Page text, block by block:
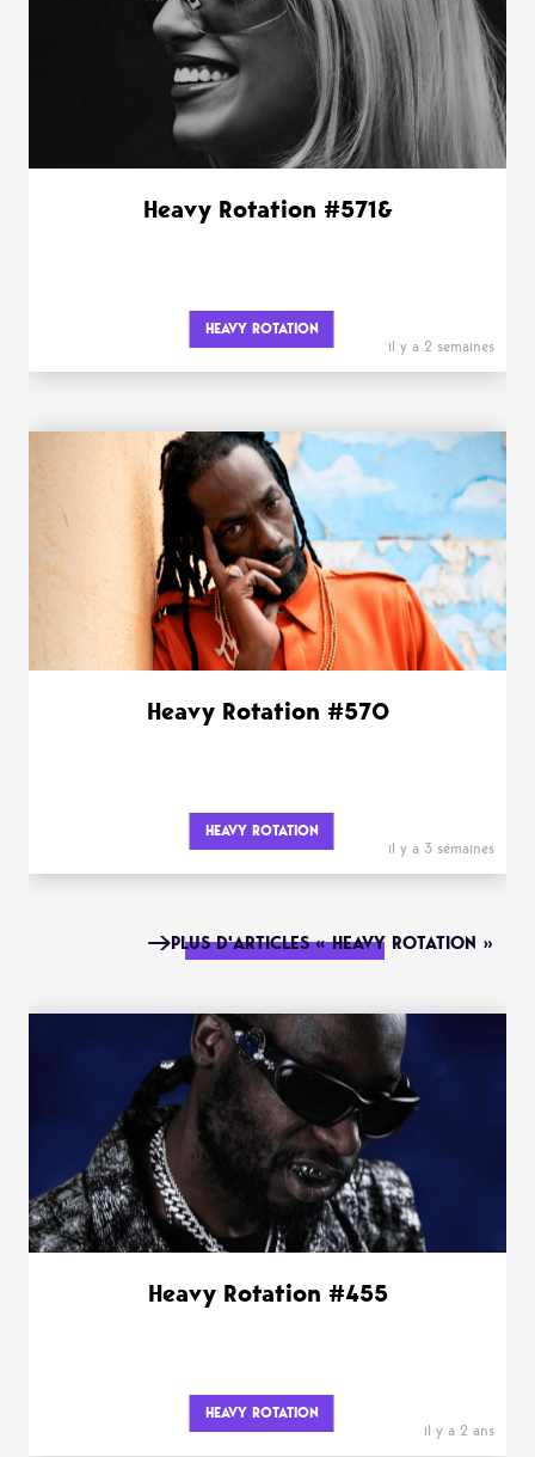
Heavy Rotation #571&
HEAVY ROTATION
il y a 2 semaines
Heavy Rotation #570
HEAVY ROTATION
il y a 3 semaines
PLUS D'ARTICLES « HEAVY ROTATION »
Heavy Rotation #455
HEAVY ROTATION
il y a 2 ans